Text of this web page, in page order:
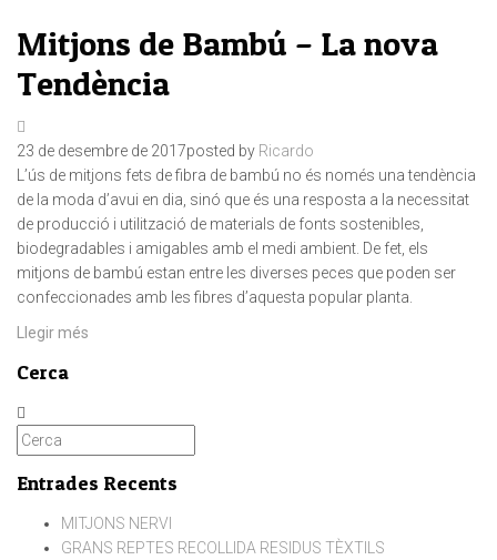
Mitjons de Bambú – La nova
Tendència
23 de desembre de 2017posted by Ricardo
L’ús de mitjons fets de fibra de bambú no és només una tendència
de la moda d’avui en dia, sinó que és una resposta a la necessitat
de producció i utilització de materials de fonts sostenibles,
biodegradables i amigables amb el medi ambient. De fet, els
mitjons de bambú estan entre les diverses peces que poden ser
confeccionades amb les fibres d’aquesta popular planta.
Llegir més
Cerca
Entrades Recents
MITJONS NERVI
GRANS REPTES RECOLLIDA RESIDUS TÈXTILS